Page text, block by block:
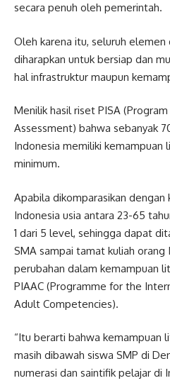
secara penuh oleh pemerintah.
Oleh karena itu, seluruh elemen
diharapkan untuk bersiap dan
hal infrastruktur maupun
Menilik hasil riset PISA
Assessment) bahwa sebanyak
Indonesia memiliki
minimum.
Apabila dikomparasikan
Indonesia usia antara 23-65
1 dari 5 level, sehingga dapat
SMA sampai tamat kuliah orang
perubahan dalam kemampuan
PIAAC (Programme for the
Adult Competencies).
“Itu berarti bahwa kemampuan
masih dibawah siswa SMP di
numerasi dan saintifik pelajar di